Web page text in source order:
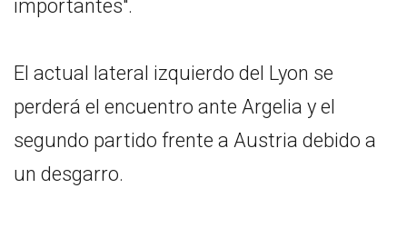
importantes".
El actual lateral izquierdo del Lyon se
perderá el encuentro ante Argelia y el
segundo partido frente a Austria debido a
un desgarro.